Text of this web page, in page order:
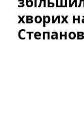
хворих
Степанов